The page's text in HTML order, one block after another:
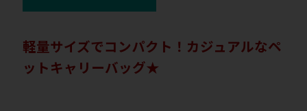
軽量サイズでコンパクト！カジュアルなペ
ットキャリーバッグ★